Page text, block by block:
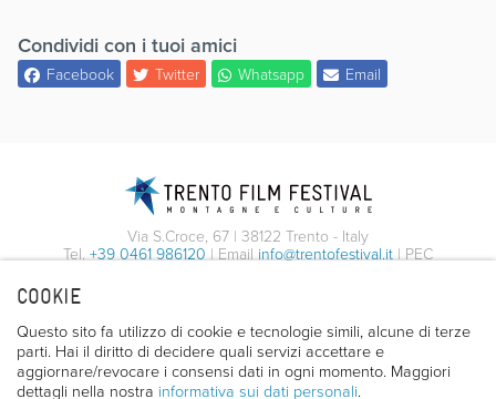
COOKIE
Questo sito fa utilizzo di cookie e tecnologie simili, alcune di terze
parti. Hai il diritto di decidere quali servizi accettare e
aggiornare/revocare i consensi dati in ogni momento. Maggiori
dettagli nella nostra informativa sui dati personali.
Condividi con i tuoi amici
Facebook Twitter Whatsapp Email
Via S.Croce, 67 | 38122 Trento - Italy
Tel. +39 0461 986120 | Email info@trentofestival.it | PEC